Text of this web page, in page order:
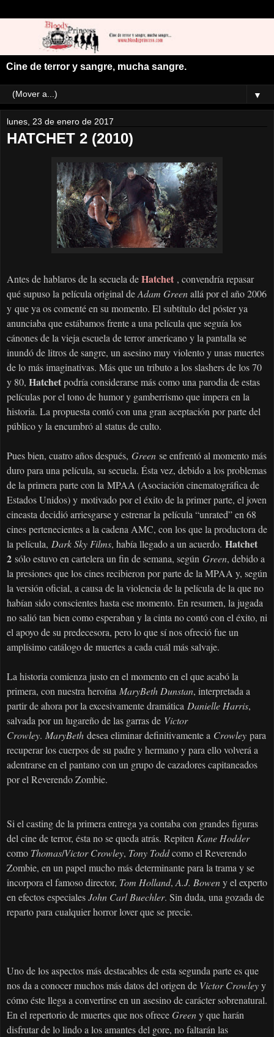
Cine de terror y sangre, mucha sangre.
▼
lunes, 23 de enero de 2017
HATCHET 2 (2010)
Antes de hablaros de la secuela deHatchet , convendría repasar
qué supuso la película original deAdam Greenallá por el año 2006
y que ya os comenté en su momento. El subtítulo del póster ya
anunciaba que estábamos frente a una película que seguía los
cánones de la vieja escuela de terror americano y la pantalla se
inundó de litros de sangre, un asesino muy violento y unas muertes
de lo más imaginativas. Más que un tributo a los slashers de los 70
y 80, Hatchetpodría considerarse más como una parodia de estas
películas por el tono de humor y gamberrismo que impera en la
historia. La propuesta contó con una gran aceptación por parte del
público y la encumbró al status de culto.
Pues bien, cuatro años después, Green se enfrentó al momento más
duro para una película, su secuela. Ésta vez, debido a los problemas
de la primera parte con la MPAA (Asociación cinematográfica de
Estados Unidos) y motivado por el éxito de la primer parte, el joven
cineasta decidió arriesgarse y estrenar la película “unrated” en 68
cines pertenecientes a la cadena AMC, con los que la productora de
la película, Dark Sky Films, había llegado a un acuerdo. Hatchet
2 sólo estuvo en cartelera un fin de semana, según Green, debido a
la presiones que los cines recibieron por parte de la MPAA y, según
la versión oficial, a causa de la violencia de la película de la que no
habían sido conscientes hasta ese momento. En resumen, la jugada
no salió tan bien como esperaban y la cinta no contó con el éxito, ni
el apoyo de su predecesora, pero lo que sí nos ofreció fue un
amplísimo catálogo de muertes a cada cuál más salvaje.
La historia comienza justo en el momento en el que acabó la
primera, con nuestra heroína MaryBeth Dunstan, interpretada a
partir de ahora por la excesivamente dramática Danielle Harris,
salvada por un lugareño de las garras de Victor
Crowley. MaryBeth desea eliminar definitivamente a Crowley para
recuperar los cuerpos de su padre y hermano y para ello volverá a
adentrarse en el pantano con un grupo de cazadores capitaneados
por el Reverendo Zombie.
Si el casting de la primera entrega ya contaba con grandes figuras
del cine de terror, ésta no se queda atrás. RepitenKane Hodder
como Thomas/Victor Crowley, Tony Toddcomo el Reverendo
Zombie, en un papel mucho más determinante para la trama y se
incorpora el famoso director, Tom Holland,A.J. Boweny el experto
en efectos especialesJohn Carl Buechler. Sin duda, una gozada de
reparto para cualquier horror lover que se precie.
Uno de los aspectos más destacables de esta segunda parte es que
nos da a conocer muchos más datos del origen de Victor Crowleyy
cómo éste llega a convertirse en un asesino de carácter sobrenatural.
En el repertorio de muertes que nos ofreceGreeny que harán
disfrutar de lo lindo a los amantes del gore, no faltarán las